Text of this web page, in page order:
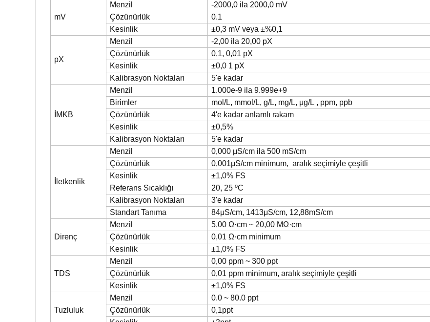
mV
Menzil
-2000,0 ila 2000,0 mV
Çözünürlük
0.1
Kesinlik
±0,3 mV veya ±%0,1
pX
Menzil -2,00 ila 20,00 pX
Çözünürlük
0,1, 0,01 pX
Kesinlik
±0,0 1 pX
Kalibrasyon Noktaları
5'e kadar
İMKB
Menzil
1.000e-9 ila 9.999e+9
Birimler
mol/L, mmol/L, g/L, mg/L, μg/L , ppm, ppb
Çözünürlük
4'e kadar anlamlı rakam
Kesinlik
±0,5%
Kalibrasyon Noktaları
5'e kadar
İletkenlik
Menzil
0,000 μS/cm ila 500 mS/cm
Çözünürlük
0,001μS/cm minimum, aralık seçimiyle çeşitli
Kesinlik
±1,0% FS
Referans Sıcaklığı
20, 25 ºC
Kalibrasyon Noktaları
3'e kadar
Standart Tanıma
84μS/cm, 1413μS/cm, 12,88mS/cm
Direnç
Menzil 5,00 Ω·cm ~ 20,00 MΩ·cm
Çözünürlük
0,01 Ω·cm minimum
Kesinlik
±1,0% FS
TDS
Menzil 0,00 ppm ~ 300 ppt
Çözünürlük
0,01 ppm minimum, aralık seçimiyle çeşitli
Kesinlik
±1,0% FS
Tuzluluk
Menzil 0.0 ~ 80.0 ppt
Çözünürlük
0,1ppt